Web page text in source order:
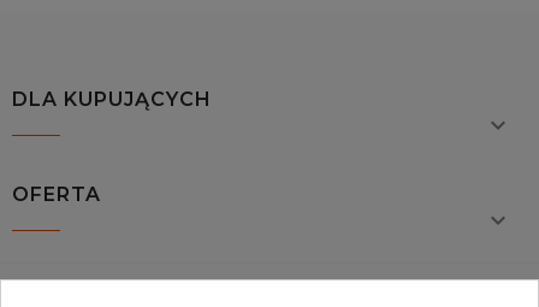
DLA KUPUJĄCYCH

OFERTA
